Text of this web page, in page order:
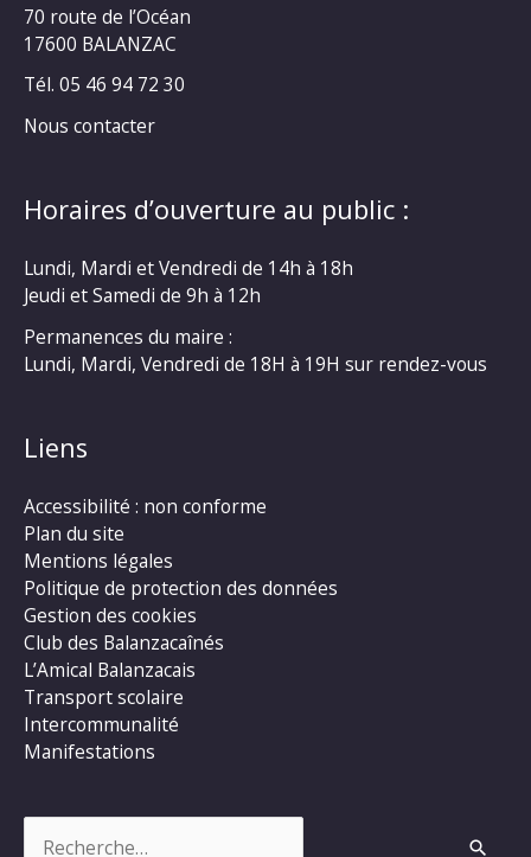
70 route de l’Océan
17600 BALANZAC
Tél. 05 46 94 72 30
Nous contacter
Horaires d’ouverture au public :
Lundi, Mardi et Vendredi de 14h à 18h
Jeudi et Samedi de 9h à 12h
Permanences du maire :
Lundi, Mardi, Vendredi de 18H à 19H sur rendez-vous
Liens
Accessibilité : non conforme
Plan du site
Mentions légales
Politique de protection des données
Gestion des cookies
Club des Balanzacaînés
L’Amical Balanzacais
Transport scolaire
Intercommunalité
Manifestations